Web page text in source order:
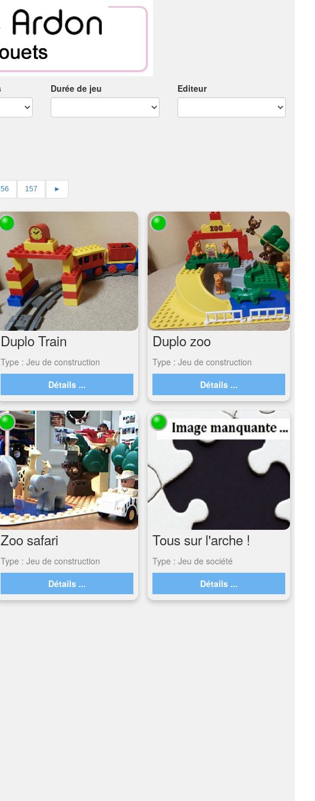
Durée de jeu Editeur
157 ►
Duplo Train
Type : Jeu de construction
Détails ...
Duplo zoo
Type : Jeu de construction
Détails ...
Zoo safari
Type : Jeu de construction
Détails ...
Tous sur l'arche !
Type : Jeu de société
Détails ...